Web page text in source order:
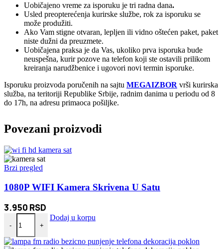
Uobičajeno vreme za isporuku je tri radna dana.
Usled preopterećenja kurirske službe, rok za isporuku se
može produžiti.
Ako Vam stigne otvaran, lepljen ili vidno oštećen paket, paket
niste dužni da preuzmete.
Uobičajena praksa je da Vas, ukoliko prva isporuka bude
neuspešna, kurir pozove na telefon koji ste ostavili prilikom
kreiranja narudžbenice i ugovori novi termin isporuke.
Isporuku proizvoda poručenih na sajtu MEGAIZBOR vrši kurirska
služba, na teritoriji Republike Srbije, radnim danima u periodu od 8
do 17h, na adresu primaoca pošiljke.
Povezani proizvodi
Brzi pregled
1080P WIFI Kamera Skrivena U Satu
3.950 RSD
-
1080P WIFI Kamera Skrivena U Satu količina
+
Dodaj u korpu